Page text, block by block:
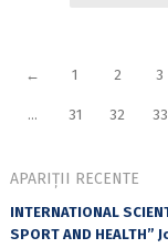
← 1 2 3
… 31 32 33
APARIȚII RECENTE
INTERNATIONAL
SPORT AND